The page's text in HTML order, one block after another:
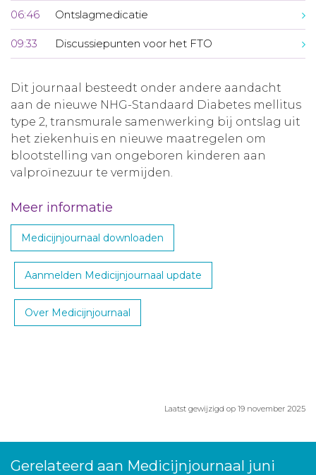
06:46 Ontslagmedicatie
09:33 Discussiepunten voor het FTO
Dit journaal besteedt onder andere aandacht
aan de nieuwe NHG-Standaard Diabetes mellitus
type 2, transmurale samenwerking bij ontslag uit
het ziekenhuis en nieuwe maatregelen om
blootstelling van ongeboren kinderen aan
valproïnezuur te vermijden.
Meer informatie
Medicijnjournaal downloaden
Aanmelden Medicijnjournaal update
Over Medicijnjournaal
Laatst gewijzigd op 19 november 2025
Gerelateerd aan Medicijnjournaal juni